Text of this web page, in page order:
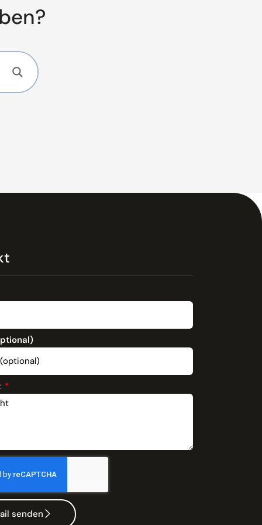
senden